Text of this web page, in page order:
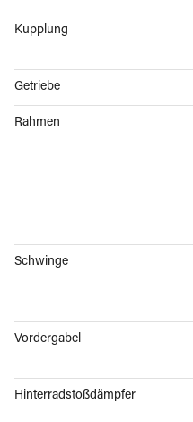
Kupplung
Getriebe
Rahmen
Schwinge
Vordergabel
Hinterradstoßdämpfer